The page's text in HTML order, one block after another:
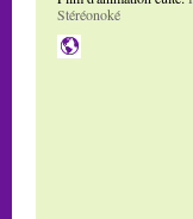
Stéréonoké